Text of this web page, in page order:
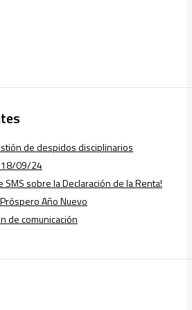
de despidos disciplinarios
18/09/24
SMS sobre la Declaración de la Renta!
Año Nuevo
de comunicación